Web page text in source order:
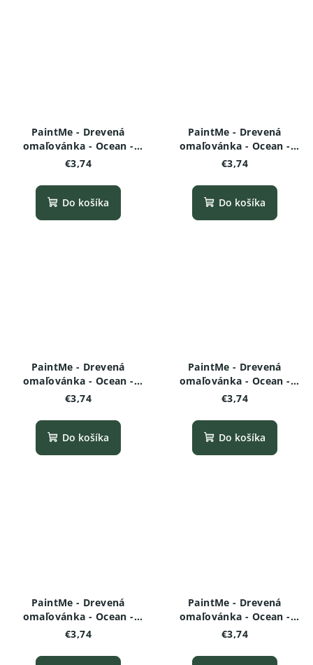
PaintMe - Drevená
omaľovánka - Ocean -
Krab
€3,74
Do košíka
PaintMe - Drevená
omaľovánka - Ocean -
Delfin
€3,74
Do košíka
PaintMe - Drevená
omaľovánka - Ocean -
Ryba fugu (nafukovacia
€3,74
Do košíka
PaintMe - Drevená
omaľovánka - Ocean -
Manta (rajovec)
€3,74
Do košíka
PaintMe - Drevená
omaľovánka - Ocean -
Morská ryba
€3,74
PaintMe - Drevená
omaľovánka - Ocean -
Morská hviezdica
€3,74